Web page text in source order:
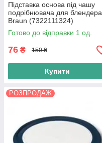
Підставка основа під чашу
подрібнювача для блендера
Braun (7322111324)
Готово до відправки 1 од.
76 ₴ 150 ₴
Купити
РОЗПРОДАЖ